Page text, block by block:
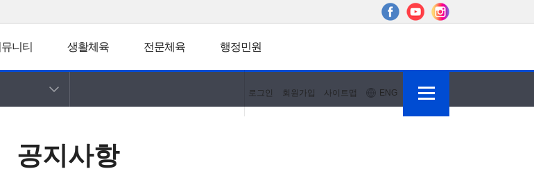
니티 생활체육 전문체육 행정민원
로그인 회원가입 사이트맵 ENG
공지사항